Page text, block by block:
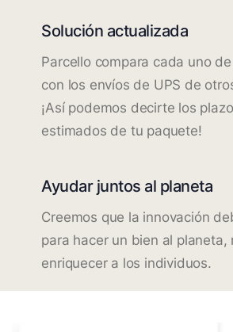
Solución actualizada
Parcello compara cada uno
con los envíos de UPS de
¡Así podemos decirte los
estimados de tu paquete!
Ayudar juntos al planeta
Creemos que la innovación
para hacer un bien al planeta,
enriquecer a los individuos.